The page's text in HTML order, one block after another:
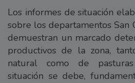
Los informes de situación
sobre los departamentos San
demuestran un marcado
productivos de la zona,
natural como de
situación se debe,